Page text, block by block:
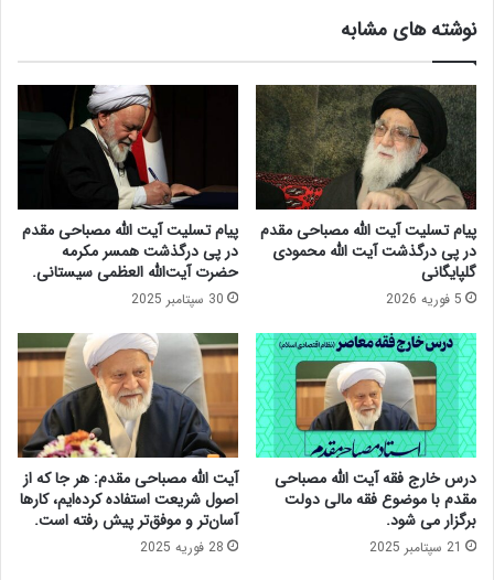
د
ب
ه
ن
م
ا
ی
ن
د
گ
ا
ن
ی
ش
ج
ا
ع
و
ب
ی‌
پ
ب
ه
ت
ر
ا
ز
ا
ی
،
ا
ق
ت
ص
ا
د
ا
ی
ر
ا
ن
ر
ا
نوشته های مشابه
پیام تسلیت آیت الله مصباحی مقدم
در پی درگذشت آیت الله محمودی
گلپایگانی
5 فوریه 2026
پیام تسلیت آیت الله مصباحی مقدم
در پی درگذشت همسر مکرمه
حضرت آیت‌الله العظمی سیستانی.
30 سپتامبر 2025
درس خارج فقه آیت الله مصباحی
مقدم با موضوع فقه مالی دولت
برگزار می شود.
21 سپتامبر 2025
آیت الله مصباحی مقدم: هر جا که از
اصول شریعت استفاده کرده‌ایم، کارها
آسان‌تر و موفق‌تر پیش رفته است.
28 فوریه 2025